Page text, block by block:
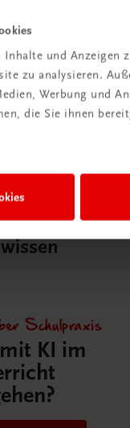
Inhalte und Anzeigen
zu analysieren.
Werbung und
die Sie ihnen
Schulpraxis
KI im